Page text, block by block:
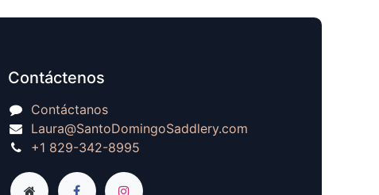
Contáctenos
Contáctanos
Laura@SantoDomingoSaddlery.com
+1 829-342-8995